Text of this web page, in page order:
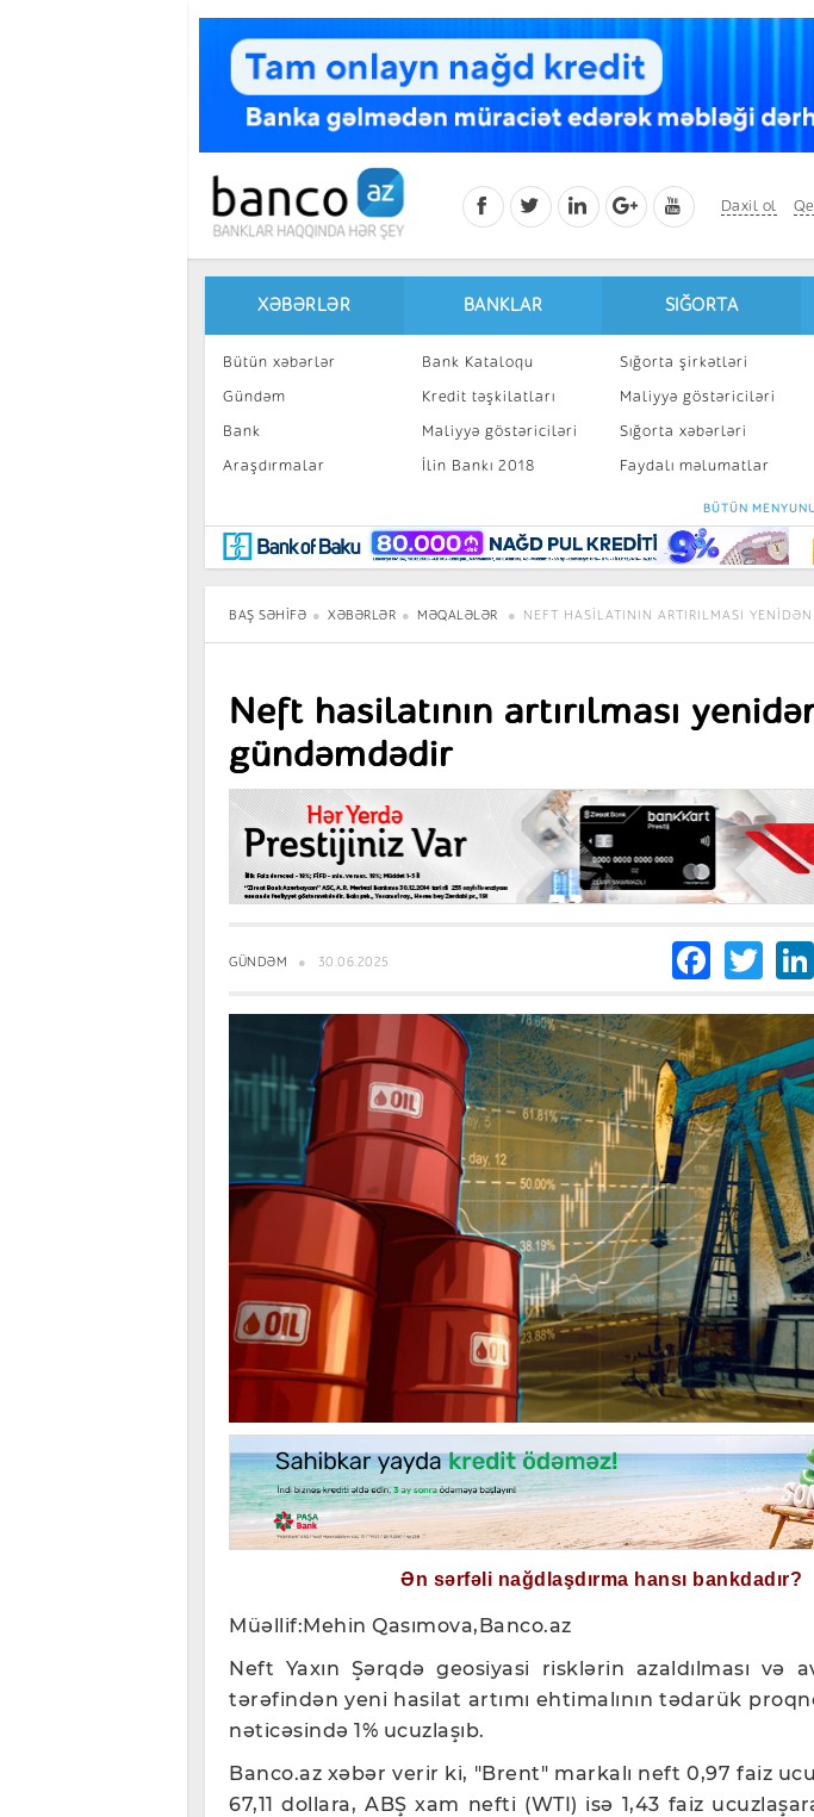
Daxil ol
XƏBƏRLƏR
Bütün xəbərlər
Gündəm
Bank
Araşdırmalar
Maraqlı
BancoTV
Müsahibə
BANKLAR
Bank Kataloqu
Kredit təşkilatları
Maliyyə göstəriciləri
İlin Bankı 2018
SIĞORTA
Sığorta şirkətləri
Maliyyə göstəriciləri
Sığorta xəbərləri
Faydalı məlumatlar
Sığorta kalkulyatoru
BÜTÜN
BAŞ SƏHIFƏ XƏBƏRLƏR MƏQALƏLƏR NEFT HASILATININ ARTIRILMASI
Neft hasilatının artırılması
gündəmdədir
GÜNDƏM 30.06.2025
Ən sərfəli nağdlaşdırma hansı bankdadır?
Müəllif:Mehin Qasımova,Banco.az
Neft Yaxın Şərqdə geosiyasi risklərin azaldılması və
tərəfindən yeni hasilat artımı ehtimalının tədarük
nəticəsində 1% ucuzlaşıb.
Banco.az xəbər verir ki, "Brent" markalı neft 0,97 faiz
67,11 dollara, ABŞ xam nefti (WTI) isə 1,43 faiz